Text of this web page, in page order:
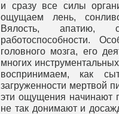
и сразу все силы
ощущаем лень,
Вялость, апатию,
работоспособности.
головного мозга, его
многих
воспринимаем, как
загруженности мертвой
эти ощущения начинают
не так донимают и